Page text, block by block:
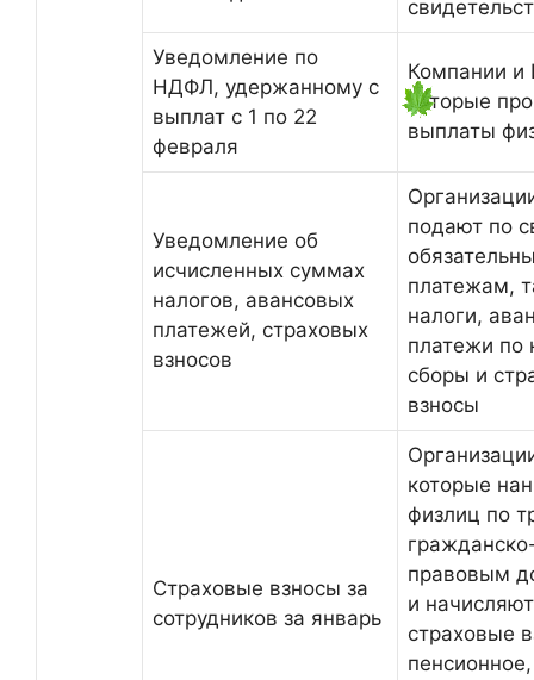
Уведомление по
НДФЛ, удержанному с
выплат с 1 по 22
февраля
Компании и
которые
выплаты
Уведомление об
исчисленных суммах
налогов, авансовых
платежей, страховых
взносов
подают по
платежам,
налоги,
платежи по
сборы и
взносы
Страховые взносы за
сотрудников за январь
которые
физлиц по
правовым
и
страховые
пенсионное,